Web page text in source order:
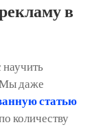
в
даже
статью
количеству